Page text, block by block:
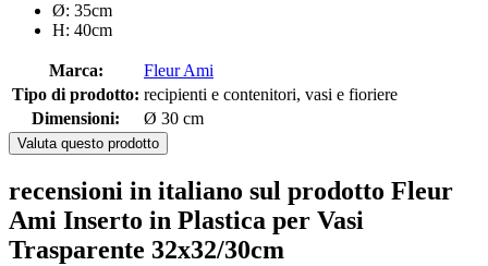
Ø: 35cm
H: 40cm
Marca:
Fleur Ami
Tipo di prodotto: recipienti e contenitori, vasi e fioriere
Dimensioni:
Ø 30 cm
Valuta questo prodotto
recensioni in italiano sul prodotto Fleur
Ami Inserto in Plastica per Vasi
Trasparente 32x32/30cm